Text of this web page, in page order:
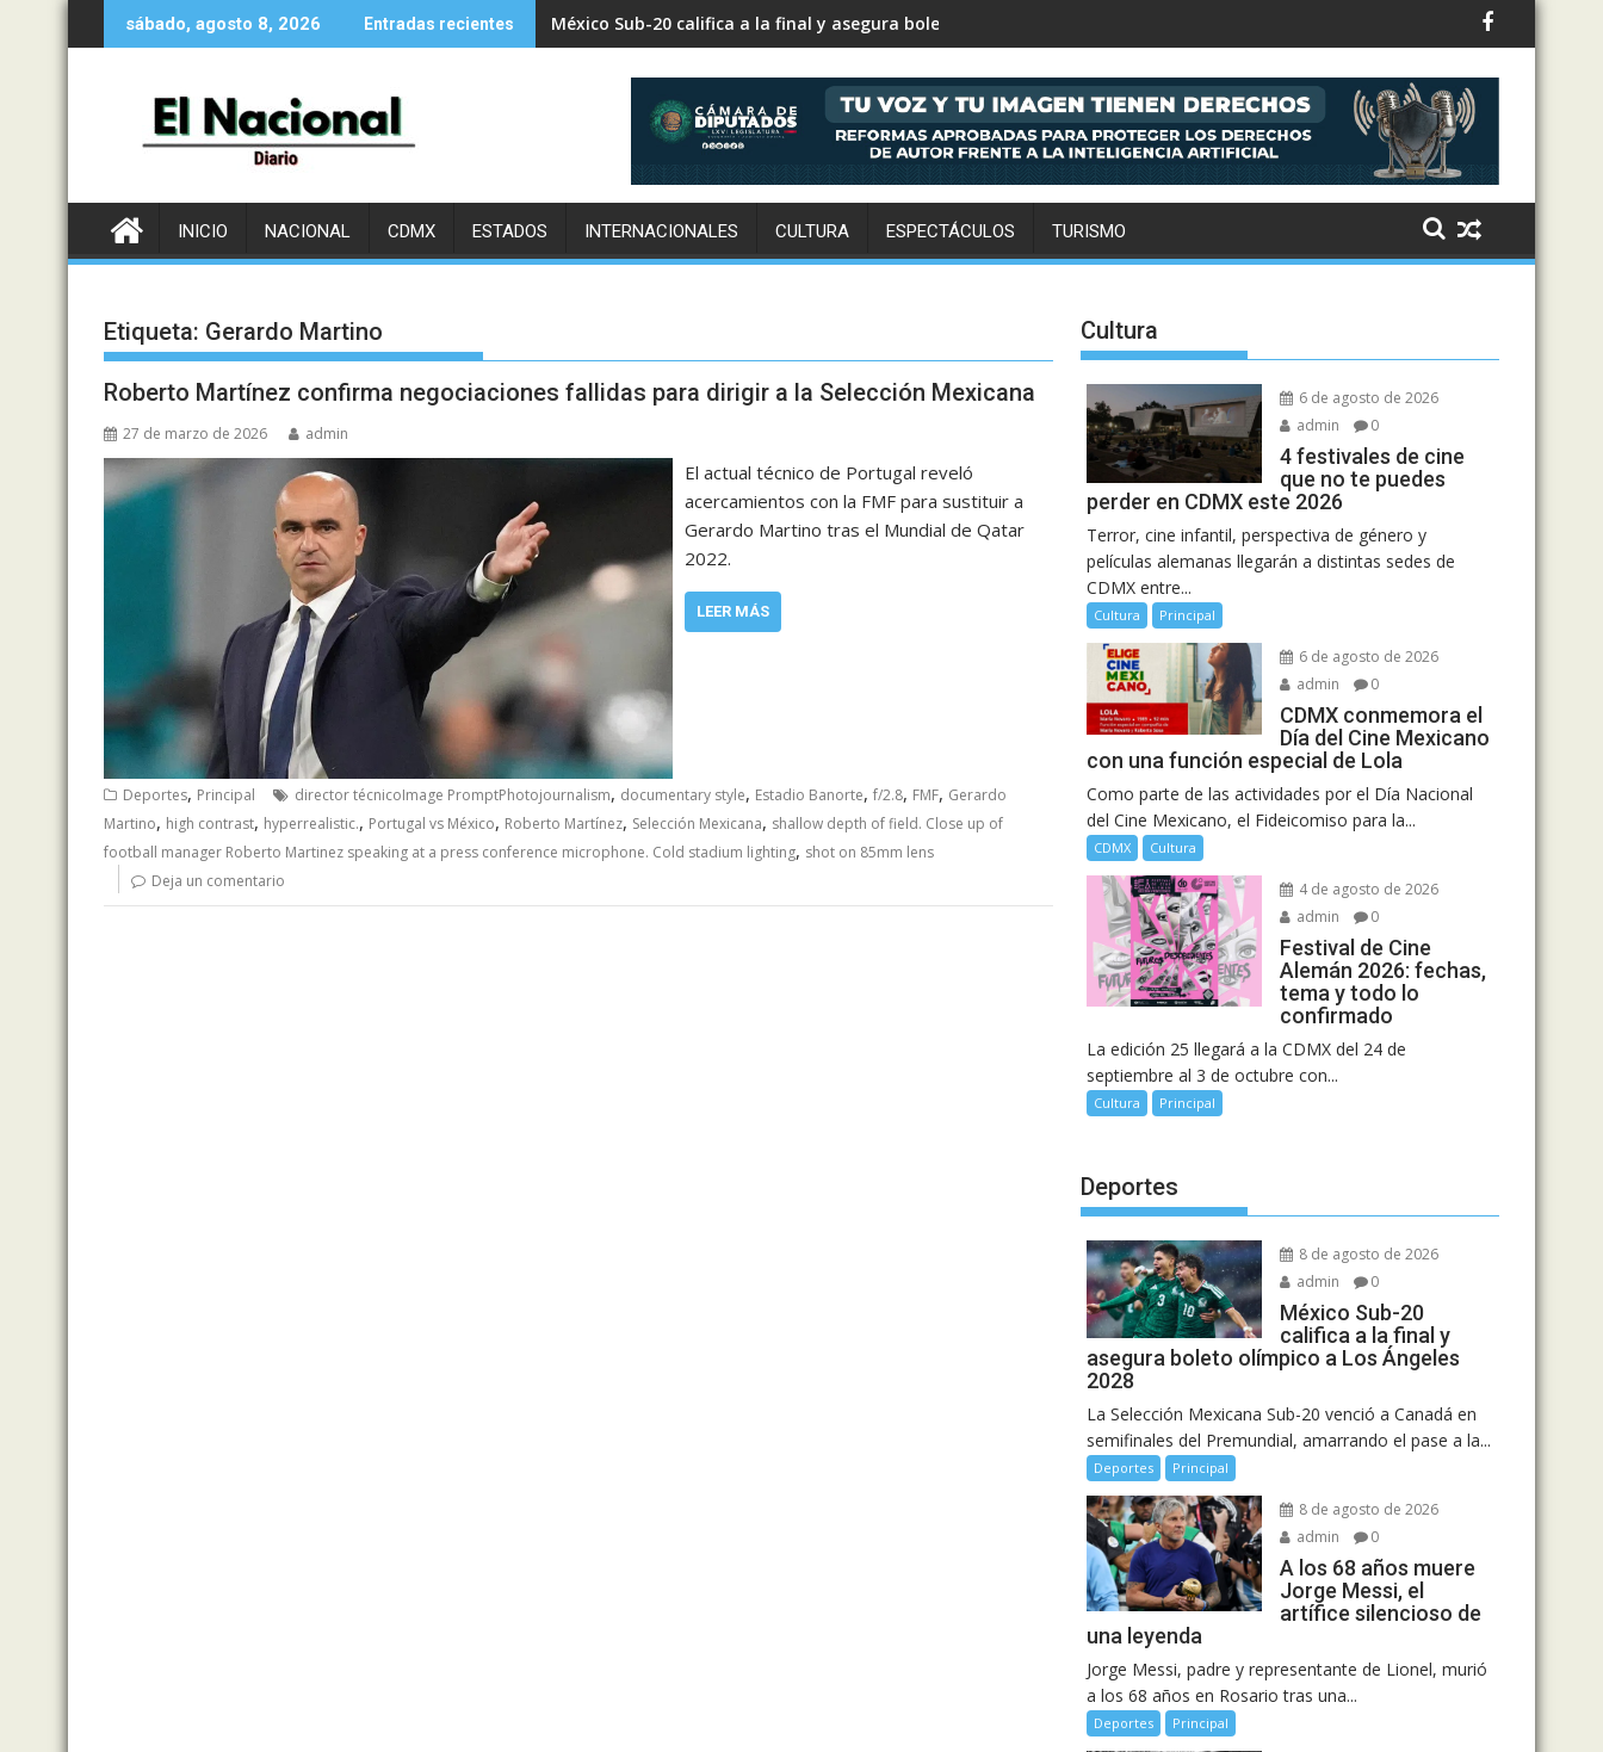
al
sábado, agosto 8, 2026 Entradas recientes México Sub-20 califica a la final y asegura boleto olímpico a Los Ángeles 2028
INICIO NACIONAL CDMX ESTADOS INTERNACIONALES CULTURA ESPECTÁCULOS TURISMO
Etiqueta: Gerardo Martino
Roberto Martínez confirma negociaciones fallidas para dirigir a la Selección Mexicana
27 de marzo de 2026 admin
El actual técnico de Portugal reveló
acercamientos con la FMF para sustituir a
Gerardo Martino tras el Mundial de Qatar
2022.
LEER MÁS
Deportes, Principal director técnicoImage PromptPhotojournalism, documentary style, Estadio Banorte, f/2.8, FMF, Gerardo
Martino, high contrast, hyperrealistic., Portugal vs México, Roberto Martínez, Selección Mexicana, shallow depth of field. Close up of
football manager Roberto Martinez speaking at a press conference microphone. Cold stadium lighting, shot on 85mm lens
Deja un comentario
Cultura
6 de agosto de 2026
admin
0
4 festivales de cine
que no te puedes
perder en CDMX este 2026
Terror, cine infantil, perspectiva de género y
películas alemanas llegarán a distintas sedes de
CDMX entre...
Cultura Principal
6 de agosto de 2026
admin
0
CDMX conmemora el
Día del Cine Mexicano
con una función especial de Lola
Como parte de las actividades por el Día Nacional
del Cine Mexicano, el Fideicomiso para la...
CDMX Cultura
4 de agosto de 2026
admin
0
Festival de Cine
Alemán 2026: fechas,
tema y todo lo
confirmado
La edición 25 llegará a la CDMX del 24 de
septiembre al 3 de octubre con...
Cultura Principal
Deportes
8 de agosto de 2026
admin
0
México Sub-20
califica a la final y
asegura boleto olímpico a Los Ángeles
2028
La Selección Mexicana Sub-20 venció a Canadá en
semifinales del Premundial, amarrando el pase a la...
Deportes Principal
8 de agosto de 2026
admin
0
A los 68 años muere
Jorge Messi, el
artífice silencioso de
una leyenda
Jorge Messi, padre y representante de Lionel, murió
a los 68 años en Rosario tras una...
Deportes Principal